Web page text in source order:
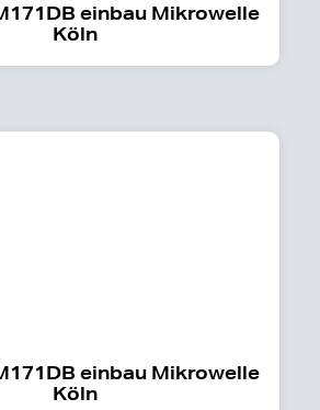
einbau Mikrowelle
Köln
einbau Mikrowelle
Köln